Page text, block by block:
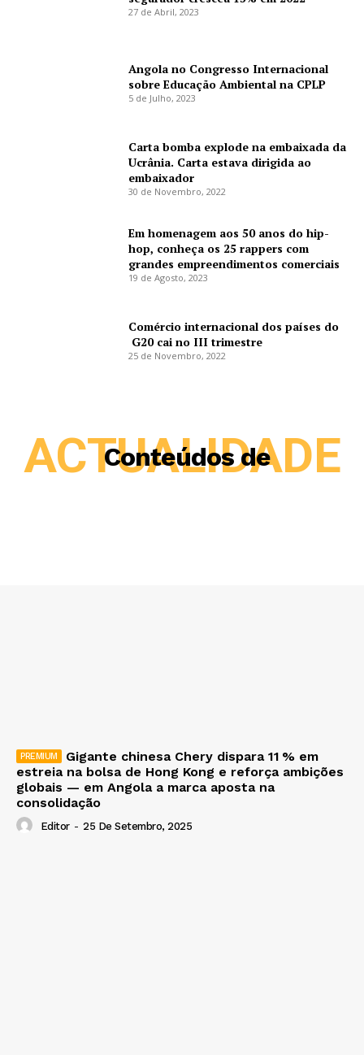
27 de Abril, 2023
Angola no Congresso Internacional
sobre Educação Ambiental na CPLP
5 de Julho, 2023
Carta bomba explode na embaixada da
Ucrânia. Carta estava dirigida ao
embaixador
30 de Novembro, 2022
Em homenagem aos 50 anos do hip-
hop, conheça os 25 rappers com
grandes empreendimentos comerciais
19 de Agosto, 2023
Comércio internacional dos países do
G20 cai no III trimestre
25 de Novembro, 2022
Conteúdos de
ACTUALIDADE
Gigante chinesa Chery dispara 11 % em
estreia na bolsa de Hong Kong e reforça ambições
globais — em Angola a marca aposta na
consolidação
Editor - 25 De Setembro, 2025